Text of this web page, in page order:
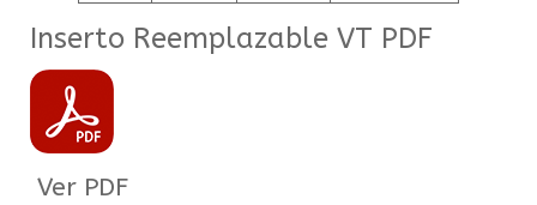
Inserto Reemplazable VT PDF
Ver PDF